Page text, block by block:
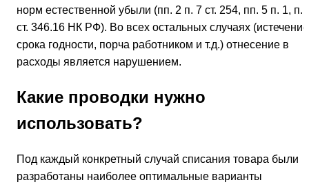
норм естественной убыли (пп. 2 п. 7 ст. 254, пп. 5 п. 1, п.
ст. 346.16 НК РФ). Во всех остальных случаях (истечение
срока годности, порча работником и т.д.) отнесение в
расходы является нарушением.
Какие проводки нужно
использовать?
Под каждый конкретный случай списания товара были
разработаны наиболее оптимальные варианты